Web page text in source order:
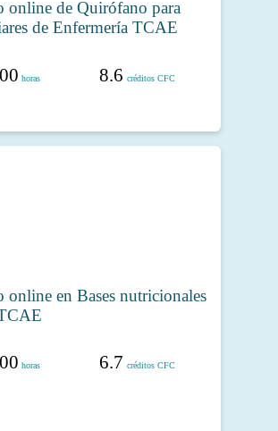
online de Quirófano para
de Enfermería TCAE
horas 8.6 créditos CFC
online en Bases nutricionales
horas 6.7 créditos CFC